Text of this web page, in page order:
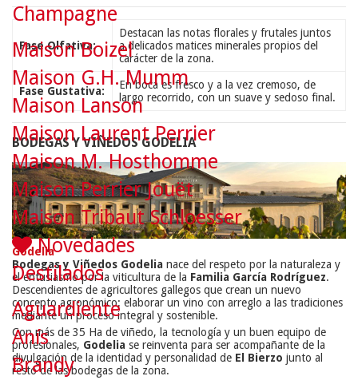
Fase Olfativa:
Destacan las notas florales y frutales juntos
a delicados matices minerales propios del
carácter de la zona.
Fase Gustativa:
En boca es fresco y a la vez cremoso, de
largo recorrido, con un suave y sedoso final.
BODEGAS Y VIÑEDOS GODELIA
Godelia
Bodegas y Viñedos Godelia nace del respeto por la naturaleza y
el entusiasmo por la viticultura de la Familia García Rodríguez.
Descendientes de agricultores gallegos que crean un nuevo
concepto agronómico: elaborar un vino con arreglo a las tradiciones
mediante un proceso integral y sostenible.
Con más de 35 Ha de viñedo, la tecnología y un buen equipo de
profesionales, Godelia se reinventa para ser acompañante de la
divulgación de la identidad y personalidad de El Bierzo junto al
resto de las bodegas de la zona.
Champagne
Maison Boizel
Maison G.H. Mumm
Maison Lanson
Maison Laurent Perrier
Maison M. Hosthomme
Maison Perrier Jouët
Maison Tribaut Schloesser
Novedades
Destilados
Aguardiente
Anís
Brandy